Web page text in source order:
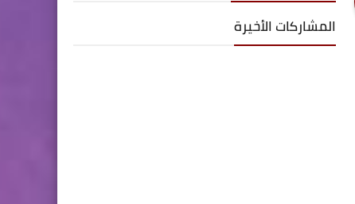
المشاركات الأخيرة